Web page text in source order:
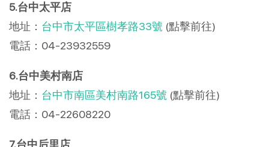
5.台中太平店
地址： 台中市太平區樹孝路33號 (點擊前往)
電話：04-23932559
6.台中美村南店
地址： 台中市南區美村南路165號 (點擊前往)
電話：04-22608220
7.台中后里店